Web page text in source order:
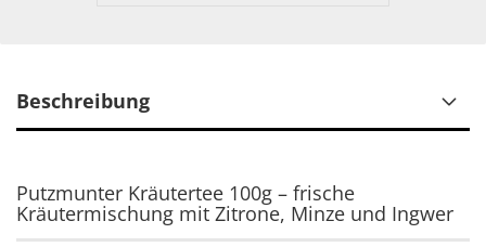
Beschreibung
Putzmunter Kräutertee 100g – frische
Kräutermischung mit Zitrone, Minze und Ingwer